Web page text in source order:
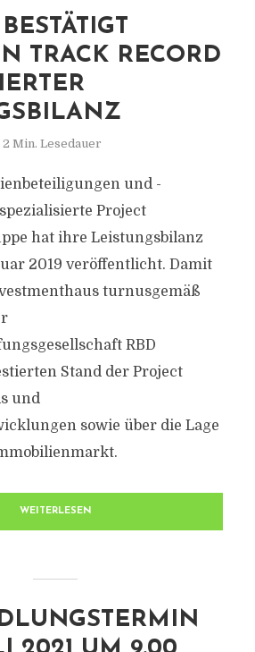
TRACK RECORD
2 Min. Lesedauer
und -
Project
hat ihre Leistungsbilanz
2019 veröffentlicht. Damit
turnusgemäß
RBD
Stand der Project
und
sowie über die Lage
WEITERLESEN